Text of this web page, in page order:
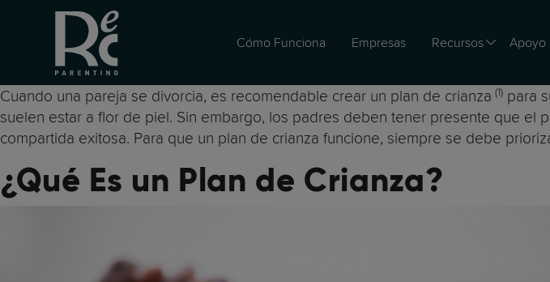
Cómo Funciona Empresas Recursos Apoyo
Cuando una pareja se divorcia, es recomendable crear un plan de crianza (1) para
suelen estar a flor de piel. Sin embargo, los padres deben tener presente que el
compartida exitosa. Para que un plan de crianza funcione, siempre se debe
¿Qué Es un Plan de Crianza?